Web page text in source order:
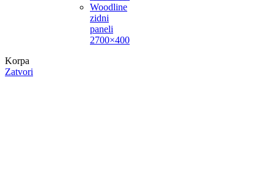
Woodline
zidni
paneli
2700×400
Korpa
Zatvori